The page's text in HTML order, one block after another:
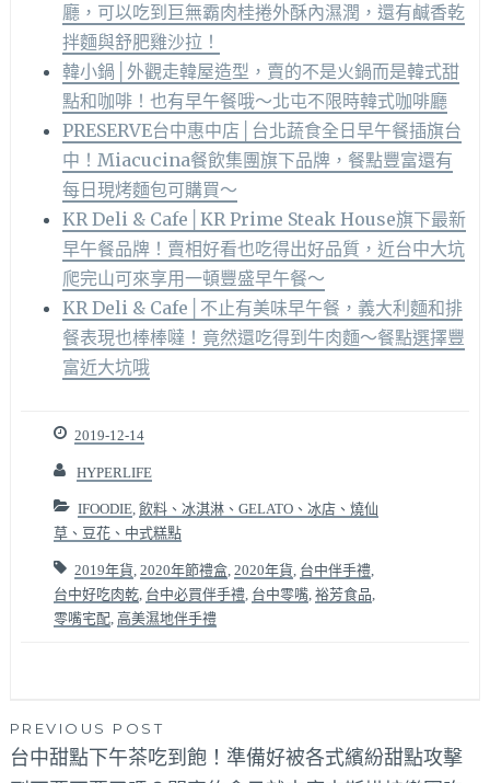
廳，可以吃到巨無霸肉桂捲外酥內濕潤，還有鹹香乾
拌麵與舒肥雞沙拉！
韓小鍋│外觀走韓屋造型，賣的不是火鍋而是韓式甜
點和咖啡！也有早午餐哦～北屯不限時韓式咖啡廳
PRESERVE台中惠中店│台北蔬食全日早午餐插旗台
中！Miacucina餐飲集團旗下品牌，餐點豐富還有
每日現烤麵包可購買～
KR Deli & Cafe│KR Prime Steak House旗下最新
早午餐品牌！賣相好看也吃得出好品質，近台中大坑
爬完山可來享用一頓豐盛早午餐～
KR Deli & Cafe│不止有美味早午餐，義大利麵和排
餐表現也棒棒噠！竟然還吃得到牛肉麵～餐點選擇豐
富近大坑哦
2019-12-14
HYPERLIFE
IFOODIE, 飲料、冰淇淋、GELATO、冰店、燒仙
草、豆花、中式糕點
2019年貨 2020年節禮盒, 2020年貨 台中伴手禮,
台中好吃肉乾, 台中必買伴手禮, 台中零嘴, 裕芳食品
零嘴宅配 高美濕地伴手禮
文
章
PREVIOUS POST
台中甜點下午茶吃到飽！準備好被各式繽紛甜點攻擊